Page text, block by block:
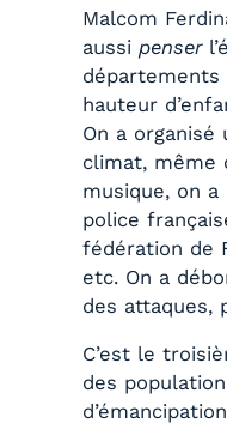
Malcom
aussipenser
départements
hauteur
On a organisé
climat, même
musique, on
police
fédération de
etc. On a
des attaques,
C’est le
des